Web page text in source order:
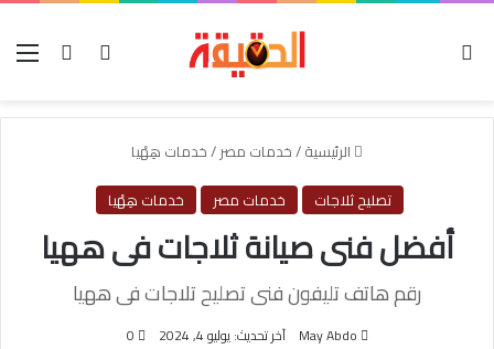
بحث عنتسجيل
الرئيسية/خدمات مصر/خدمات هِهْيا
تصليح ثلاجات
خدمات مصر خدمات هِهْيا
أفضل فنى صيانة ثلاجات فى ههيا
رقم هاتف تليفون فنى تصليح تلاجات فى ههيا
May Abdo آخر تحديث: يوليو 4, 2024 0